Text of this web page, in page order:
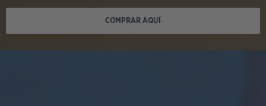
COMPRAR AQUÍ